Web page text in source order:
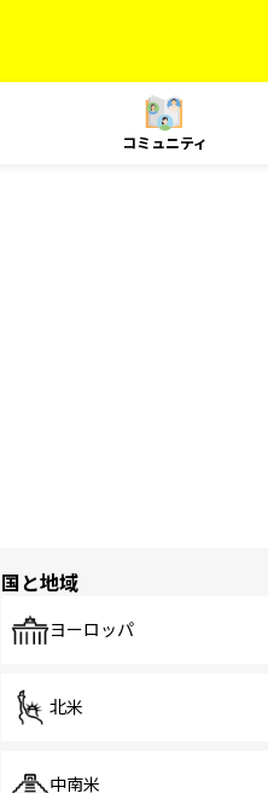
コミュニティ
国と地域
ヨーロッパ
北米
中南米